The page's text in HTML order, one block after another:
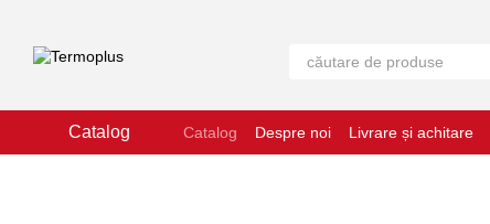
Catalog Catalog Despre noi Livrare și achitare